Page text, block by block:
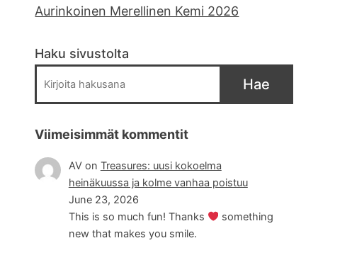
Aurinkoinen Merellinen Kemi 2026
Haku sivustolta
Hae
Viimeisimmät kommentit
AVon Treasures: uusi kokoelma
heinäkuussa ja kolme vanhaa poistuu
June 23, 2026
This is so much fun! Thanks
something
new that makes you smile.